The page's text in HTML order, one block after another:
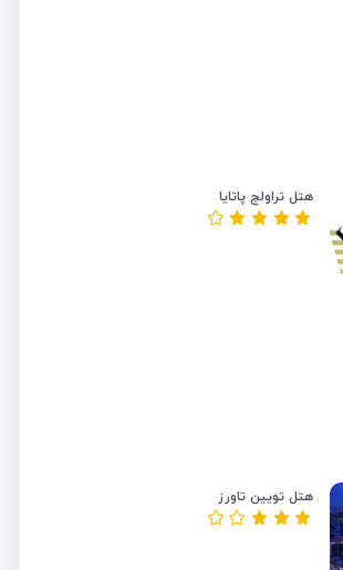
هتل تراولج پاتایا
هتل تویین تاورز